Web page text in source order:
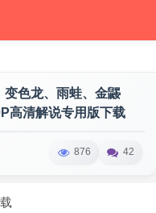
变色龙、雨蛙、金鼹
高清解说专用版下载
876 42